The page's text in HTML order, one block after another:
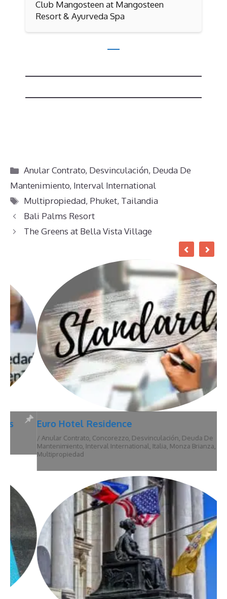
Club Mangosteen at Mangosteen
Resort & Ayurveda Spa
Categorías
Anular Contrato, Desvinculación, Deuda De
Mantenimiento, Interval International
Etiquetas
Multipropiedad, Phuket, Tailandia
Bali Palms Resort
The Greens at Bella Vista Village
Euro Hotel Residence
Anular Contrato ,Concorezzo,Desvinculación,Deuda De
Mantenimiento,Interval International,Italia,Monza Brianza,
Multipropiedad